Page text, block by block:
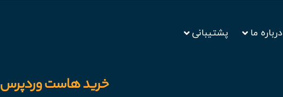
درباره ما پشتیبانی
خرید هاست وردپرس